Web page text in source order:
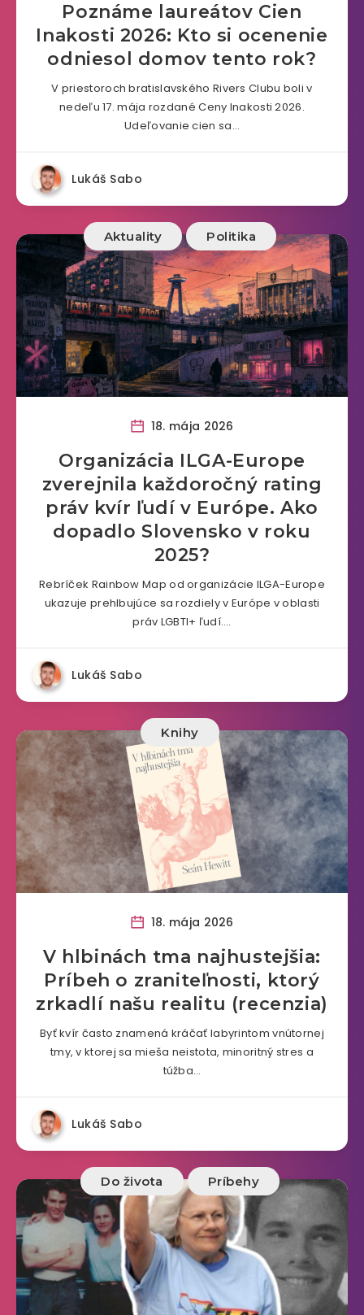
Poznáme laureátov Cien
Inakosti 2026: Kto si ocenenie
odniesol domov tento rok?
V priestoroch bratislavského Rivers Clubu boli v
nedeľu 17. mája rozdané Ceny Inakosti 2026.
Udeľovanie cien sa…
Lukáš Sabo
Aktuality Politika
18. mája 2026
Organizácia ILGA-Europe
zverejnila každoročný rating
práv kvír ľudí v Európe. Ako
dopadlo Slovensko v roku
2025?
Rebríček Rainbow Map od organizácie ILGA-Europe
ukazuje prehlbujúce sa rozdiely v Európe v oblasti
práv LGBTI+ ľudí….
Lukáš Sabo
Knihy
18. mája 2026
V hlbinách tma najhustejšia:
Príbeh o zraniteľnosti, ktorý
zrkadlí našu realitu (recenzia)
Byť kvír často znamená kráčať labyrintom vnútornej
tmy, v ktorej sa mieša neistota, minoritný stres a
túžba…
Lukáš Sabo
Do života Príbehy